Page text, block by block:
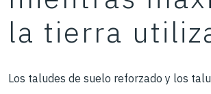
la tierra
Los taludes de suelo reforzado y los